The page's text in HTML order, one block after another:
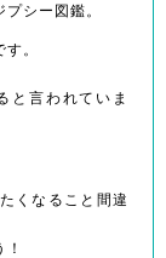
シー図鑑。
。
と言われていま
くなること間違